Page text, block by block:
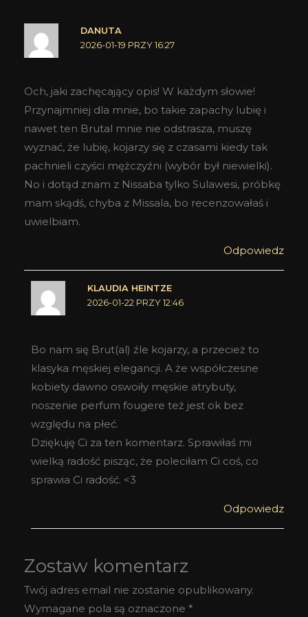
DANUTA
2026-01-19 PRZY 16:27
Och, jaki zachęcający opis! W każdym słowie!
Przynajmniej dla mnie, bo takie zapachy lubię i
nawet ten Brutal mnie nie odstrasza, muszę
wyznać, że lubię, kojarzy się z czasami kiedy tak
pachnieli czyści mężczyźni (wybór był niewielki).
No i dotąd znam z Nissaba tylko Sulawesi, próbkę
mam skądś, chyba z Missala, bo recenzowałaś i
uwielbiam.
Odpowiedz
KLAUDIA HEINTZE
2026-01-22 PRZY 12:46
Bo nam się Brut(al) źle kojarzy, a przecież to
klasyka męskiej elegancji. A że współczesne
kobiety dawno oswoiły męskie atrybuty,
noszenie perfum fougere też jest ok bez
względu na płeć.
Dziękuję Ci za ten komentarz. Sprawiłaś mi
wielką radość pisząc, że poleciłam Ci coś, co
sprawia Ci radość. <3
Odpowiedz
Zostaw komentarz
Twój adres email nie zostanie opublikowany.
Wymagane pola są oznaczone *